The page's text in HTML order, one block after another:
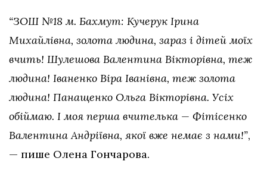
“ЗОШ №18 м. Бахмут: Кучерук Ірина
Михайлівна, золота людина, зараз і дітей моїх
вчить! Шулешова Валентина Вікторівна, теж
людина! Іваненко Віра Іванівна, теж золота
людина! Панащенко Ольга Вікторівна. Усіх
обіймаю. І моя перша вчителька — Фітісенко
Валентина Андріївна, якої вже немає з нами!”,
— пише Олена Гончарова.